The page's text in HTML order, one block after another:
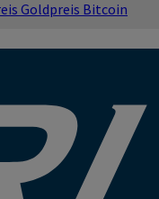
Goldpreis Bitcoin